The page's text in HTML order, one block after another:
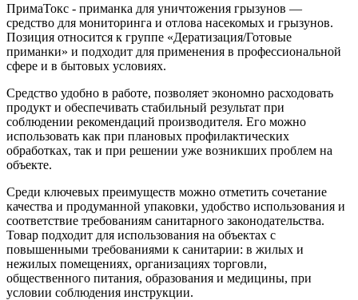
ПримаТокс - приманка для уничтожения грызунов —
средство для мониторинга и отлова насекомых и грызунов.
Позиция относится к группе «Дератизация/Готовые
приманки» и подходит для применения в профессиональной
сфере и в бытовых условиях.
Средство удобно в работе, позволяет экономно расходовать
продукт и обеспечивать стабильный результат при
соблюдении рекомендаций производителя. Его можно
использовать как при плановых профилактических
обработках, так и при решении уже возникших проблем на
объекте.
Среди ключевых преимуществ можно отметить сочетание
качества и продуманной упаковки, удобство использования и
соответствие требованиям санитарного законодательства.
Товар подходит для использования на объектах с
повышенными требованиями к санитарии: в жилых и
нежилых помещениях, организациях торговли,
общественного питания, образования и медицины, при
условии соблюдения инструкции.